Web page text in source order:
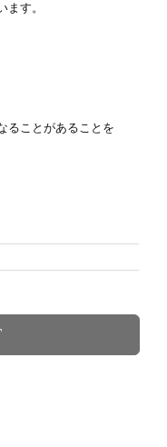
す。
ることがあることを